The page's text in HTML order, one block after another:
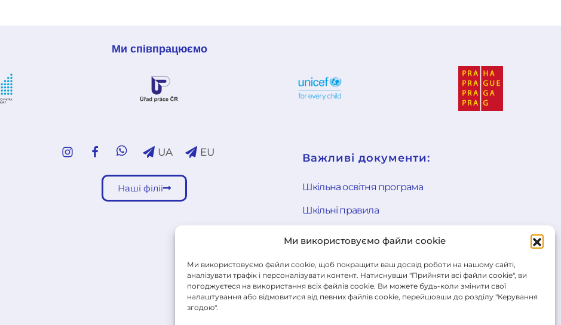
Ми використовуємо файли cookie
Ми використовуємо файли cookie, щоб покращити ваш досвід роботи на нашому сайті,
аналізувати трафік і персоналізувати контент. Натиснувши "Прийняти всі файли cookie", ви
погоджуєтеся на використання всіх файлів cookie. Ви можете будь-коли змінити свої
налаштування або відмовитися від певних файлів cookie, перейшовши до розділу "Керування
згодою".
Ми співпрацюємо
UA EU
Наші філії
Важливі документи:
Шкільна освітня програма
Шкільні правила
Cookie Policy
Політика конфіденційності